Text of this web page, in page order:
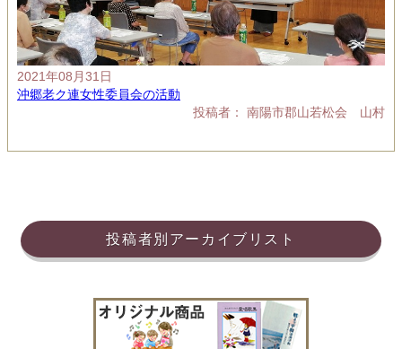
2021年08月31日
沖郷老ク連女性委員会の活動
投稿者： 南陽市郡山若松会 山村
投稿者別アーカイブリスト